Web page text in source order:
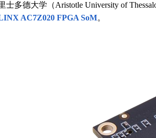
士多德大学（Aristotle University of
AC7Z020 FPGA SoM。